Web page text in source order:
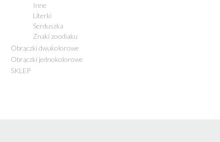
Inne
Literki
Serduszka
Znaki zoodiaku
Obrączki dwukolorowe
Obrączki jednokolorowe
SKLEP